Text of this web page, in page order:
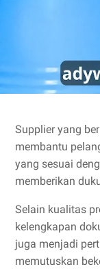
Supplier yang
membantu
yang sesuai
memberikan
Selain kualitas
kelengkapan
juga menjadi
memutuskan